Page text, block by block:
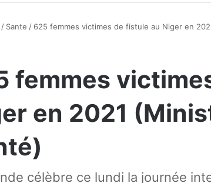
/ Sante / 625 femmes victimes de fistule au Niger en
femmes
en 2021
célèbre ce lundi la journée